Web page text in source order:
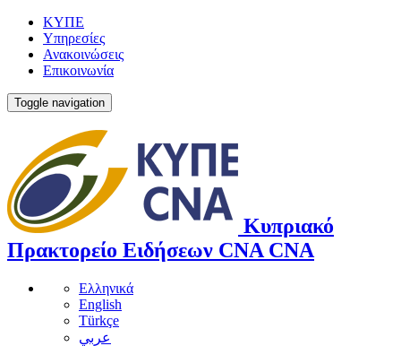
ΚΥΠΕ
Υπηρεσίες
Ανακοινώσεις
Επικοινωνία
Toggle navigation
Κυπριακό
Πρακτορείο Ειδήσεων CNA CNA
Ελληνικά
English
Türkçe
عربي